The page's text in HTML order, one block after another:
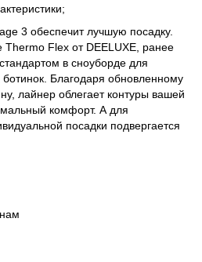
3 обеспечит лучшую посадку.
Thermo Flex от DEELUXE, ранее
в сноуборде для
Благодаря обновленному
лайнер облегает контуры вашей
комфорт. А для
посадки подвергается